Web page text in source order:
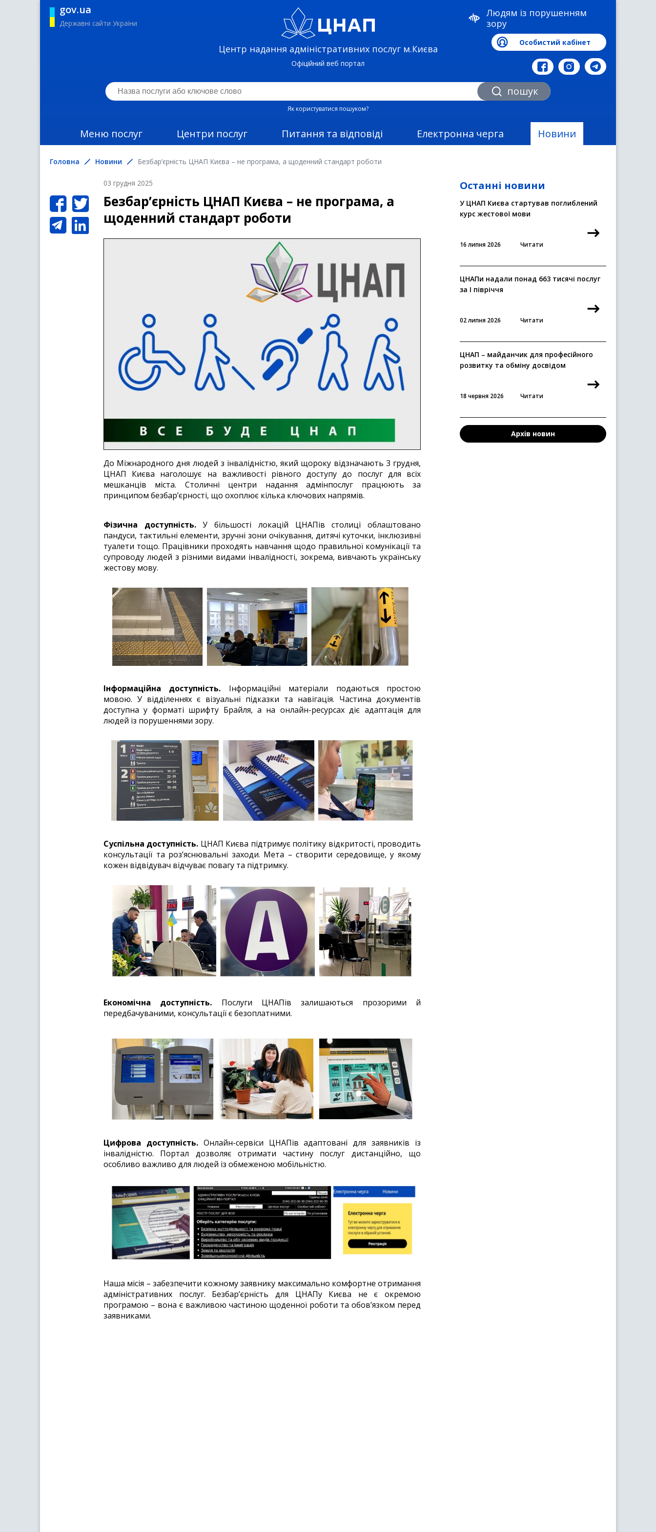
gov.ua
Державні сайти України
Центр надання адміністративних послуг м.Києва
Офіційний веб портал
Людям із порушенням
зору
Особистий кабінет
пошук
Як користуватися пошуком?
Меню послуг Центри послуг Питання та відповіді Електронна черга Новини
Головна Новини Безбар’єрність ЦНАП Києва – не програма, а щоденний стандарт роботи
03 грудня 2025
Безбар’єрність ЦНАП Києва – не програма, а
щоденний стандарт роботи
До Міжнародного дня людей з інвалідністю, який щороку відзначають 3 грудня,
ЦНАП Києва наголошує на важливості рівного доступу до послуг для всіх
мешканців міста. Столичні центри надання адмінпослуг працюють за
принципом безбар’єрності, що охоплює кілька ключових напрямів.
Фізична доступність.У більшості локацій ЦНАПів столиці облаштовано
пандуси, тактильні елементи, зручні зони очікування, дитячі куточки, інклюзивні
туалети тощо. Працівники проходять навчання щодо правильної комунікації та
супроводу людей з різними видами інвалідності, зокрема, вивчають українську
жестову мову.
Інформаційна доступність. Інформаційні матеріали подаються простою
мовою. У відділеннях є візуальні підказки та навігація. Частина документів
доступна у форматі шрифту Брайля, а на онлайн-ресурсах діє адаптація для
людей із порушеннями зору.
Суспільна доступність. ЦНАП Києва підтримує політику відкритості, проводить
консультації та роз’яснювальні заходи. Мета – створити середовище, у якому
кожен відвідувач відчуває повагу та підтримку.
Економічна доступність. Послуги ЦНАПів залишаються прозорими й
передбачуваними, консультації є безоплатними.
Цифрова доступність.Онлайн-сервіси ЦНАПів адаптовані для заявників із
інвалідністю. Портал дозволяє отримати частину послуг дистанційно, що
особливо важливо для людей із обмеженою мобільністю.
Наша місія – забезпечити кожному заявнику максимально комфортне отримання
адміністративних послуг. Безбар’єрність для ЦНАПу Києва не є окремою
програмою – вона є важливою частиною щоденної роботи та обов’язком перед
заявниками.
Останні новини
У ЦНАП Києва стартував поглиблений
курс жестової мови
16 липня 2026 Читати
ЦНАПи надали понад 663 тисячі послуг
за I півріччя
02 липня 2026 Читати
ЦНАП – майданчик для професійного
розвитку та обміну досвідом
18 червня 2026 Читати
Архів новин